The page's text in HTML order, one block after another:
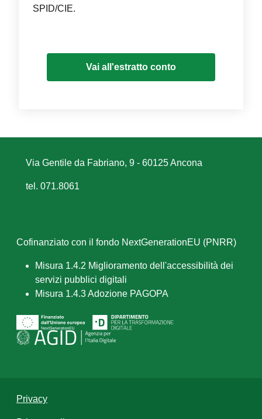
SPID/CIE.
Vai all'estratto conto
Via Gentile da Fabriano, 9 - 60125 Ancona
tel. 071.8061
Cofinanziato con il fondo NextGenerationEU (PNRR)
Misura 1.4.2 Miglioramento dell'accessibilità dei
servizi pubblici digitali
Misura 1.4.3 Adozione PAGOPA
Privacy